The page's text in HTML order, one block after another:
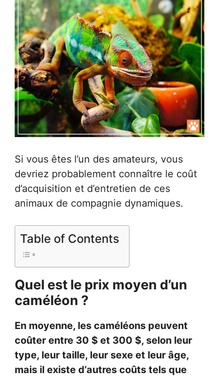
Si vous êtes l’un des amateurs, vous
devriez probablement connaître le coût
d’acquisition et d’entretien de ces
animaux de compagnie dynamiques.
Table of Contents
Quel est le prix moyen d’un
caméléon ?
En moyenne, les caméléons peuvent
coûter entre 30 $ et 300 $, selon leur
type, leur taille, leur sexe et leur âge,
mais il existe d’autres coûts tels que